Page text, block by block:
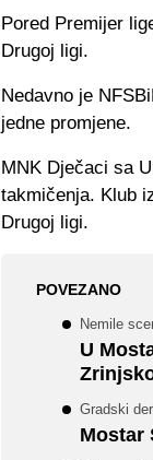
Pored Premijer
Drugoj ligi.
Nedavno je
jedne promjene.
MNK Dječaci sa
takmičenja. Klub
Drugoj ligi.
POVEZANO
Nemile
U
Gradski
Mostar